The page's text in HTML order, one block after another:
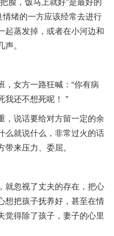
脸，饭马上就好”是最好的
情绪的一方应该经常去进行
起蒸发掉，或者在小河边和
。
，女方一路狂喊：“你有病
我还不想死呢！ ”
，说话要给对方留一定的余
么就说什么，非常过火的话
来压力、委屈。
就忽视了丈夫的存在，把心
想把孩子抚养好，甚至在情
觉得除了孩子，妻子的心里